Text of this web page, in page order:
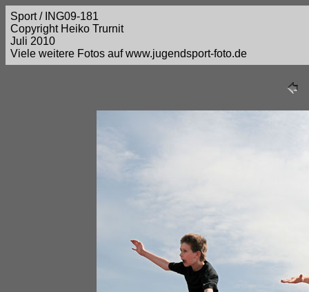
Sport / ING09-181
Copyright Heiko Trurnit
Juli 2010
Viele weitere Fotos auf www.jugendsport-foto.de